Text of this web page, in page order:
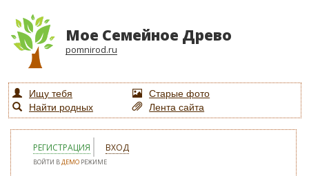
Мое Семейное Древо
pomnirod.ru
Ищу тебя
Старые фото
Найти родных
Лента сайта
РЕГИСТРАЦИЯ ВХОД
ВОЙТИ ВДЕМО РЕЖИМЕ